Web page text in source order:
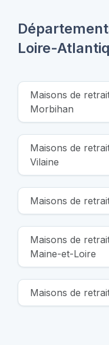
Loire-
Maisons de
Morbihan
Maisons de
Vilaine
Maisons de
Maisons de
Maine-et-Loire
Maisons de